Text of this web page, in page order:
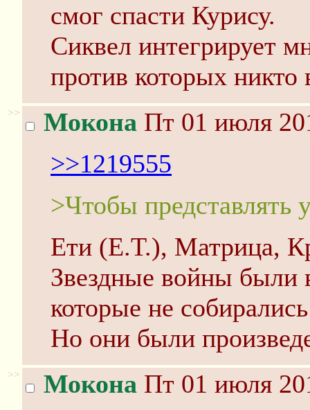
смог спасти Курису.
Сиквел интегрирует
против которых никто
>> Мокона Пт 01 июля
>>1219555
>Чтобы представлять
Ети (E.T.), Матрица,
Звездные войны были
которые не
Но они были
>> Мокона Пт 01 июля